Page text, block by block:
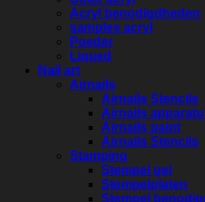
Acryl benodigdheden
samples acryl
Poeder
Liqued
Nail art
Airnails
Airnails Stencils
Airnails
Airnails paint
Airnails Stencils
Stamping
Stempel gel
Stempelplaten
Stempel